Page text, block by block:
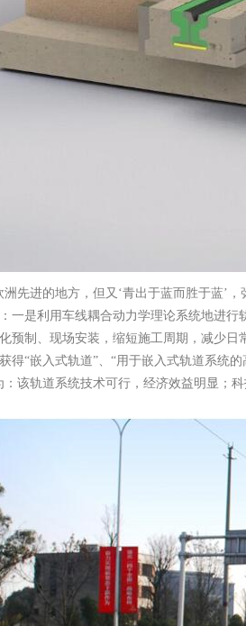
先进的地方，但又‘青出于蓝而胜于蓝’
一是利用车线耦合动力学理论系统地进
预制、现场安装，缩短施工周期，减少日
得“嵌入式轨道”、“用于嵌入式轨道系统
该轨道系统技术可行，经济效益明显；